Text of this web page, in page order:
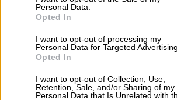
Personal Data.
Opted In
I want to opt-out of processing my
Personal Data for Targeted Advertising.
Opted In
I want to opt-out of Collection, Use,
Retention, Sale, and/or Sharing of my
Personal Data that Is Unrelated with
Αναφερόμενος στην ιστορία
Διάσκεψης για τους Ωκεανούς,
ίδιος ήτανεμπνευστής
ως
τόνισε ότι σκοπός δεν είναι